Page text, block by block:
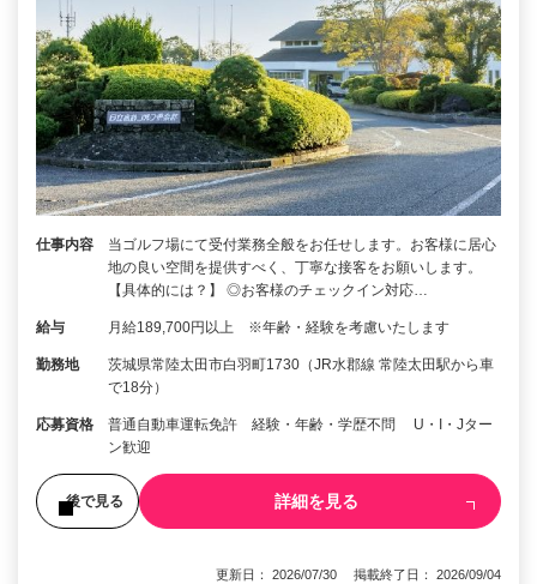
仕事内容
当ゴルフ場にて受付業務全般をお任せします。お客様に居心
地の良い空間を提供すべく、丁寧な接客をお願いします。
【具体的には？】 ◎お客様のチェックイン対応…
給与 月給189,700円以上 ※年齢・経験を考慮いたします
勤務地
茨城県常陸太田市白羽町1730（JR水郡線 常陸太田駅から車
で18分）
応募資格
普通自動車運転免許 経験・年齢・学歴不問 U・I・Jター
ン歓迎
後で見る 詳細を見る
更新日： 2026/07/30 掲載終了日： 2026/09/04